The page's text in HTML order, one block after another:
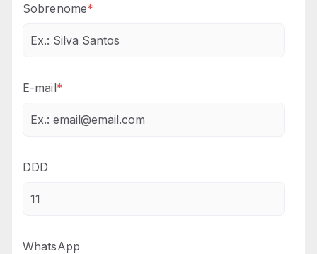
Sobrenome*
E-mail*
DDD
WhatsApp